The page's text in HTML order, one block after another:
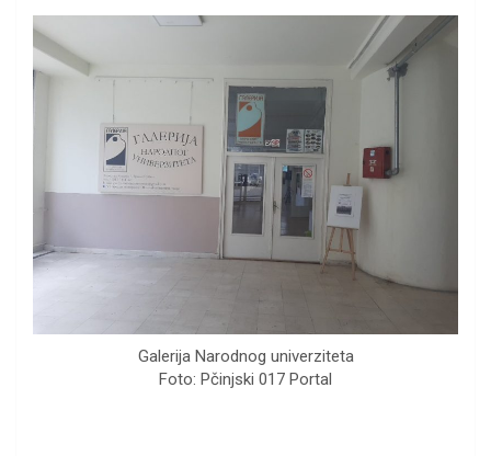
Galerija Narodnog univerziteta
Foto: Pčinjski 017 Portal